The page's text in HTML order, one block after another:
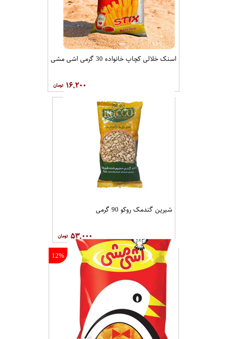
اسنک خلالی کچاپ خانواده 30 گرمی اشی مشی
۱۶,۲۰۰
شیرین گندمک روکو 90 گرمی
۵۳,۰۰۰
12%